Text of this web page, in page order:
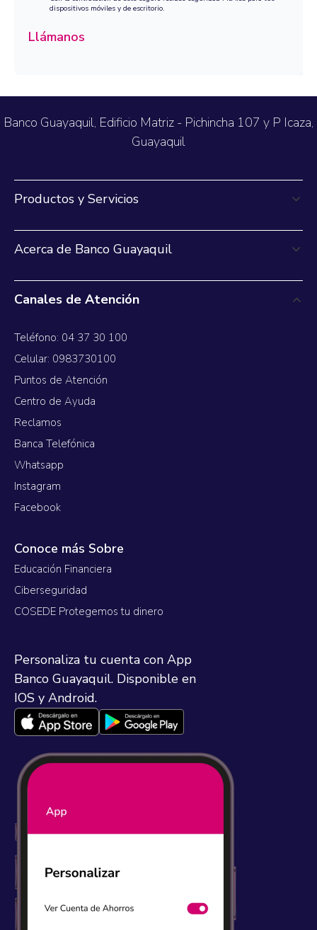
dispositivos móviles y de escritorio.
Llámanos
Banco Guayaquil, Edificio Matriz - Pichincha 107 y P Icaza,
Guayaquil
Productos y Servicios
Acerca de Banco Guayaquil
Canales de Atención
Teléfono: 04 37 30 100
Celular: 0983730100
Puntos de Atención
Centro de Ayuda
Reclamos
Banca Telefónica
Whatsapp
Instagram
Facebook
Conoce más Sobre
Educación Financiera
Ciberseguridad
COSEDE Protegemos tu dinero
Personaliza tu cuenta con App
Banco Guayaquil. Disponible en
IOS y Android.